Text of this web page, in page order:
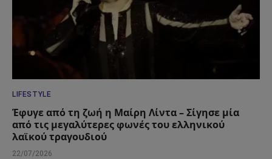
LIFESTYLE
Έφυγε από τη ζωή η Μαίρη Λίντα – Σίγησε μία
από τις μεγαλύτερες φωνές του ελληνικού
λαϊκού τραγουδιού
22/07/2026